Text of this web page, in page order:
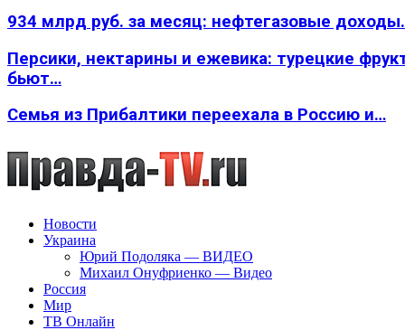
934 млрд руб. за месяц: нефтегазовые
Персики, нектарины и ежевика: турецкие
бьют…
Семья из Прибалтики переехала в Россию и…
Новости
Украина
Юрий Подоляка — ВИДЕО
Михаил Онуфриенко — Видео
Россия
Мир
ТВ Онлайн